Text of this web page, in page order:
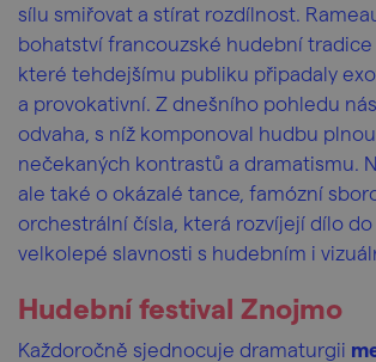
sílu smiřovat a stírat rozdílnost.
bohatství francouzské hudební tradice
které tehdejšímu publiku připadaly
a provokativní. Z dnešního pohledu
odvaha, s níž komponoval hudbu
nečekaných kontrastů a dramatismu.
ale také o okázalé tance, famózní
orchestrální čísla, která rozvíjejí dílo
velkolepé slavnosti s hudebním i
Hudební festival Znojmo
Každoročně sjednocuje dramaturgii